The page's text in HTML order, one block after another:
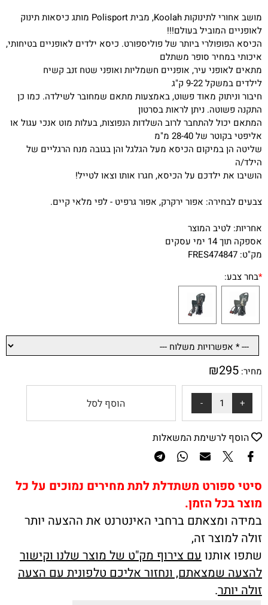
מושב אחורי לתינוקות Koolah, מבית Polisport מותג כיסאות תינוק
לאופניים המוביל בעולם!!!
הכיסא הפופולרי ביותר של פוליספורט. כיסא ילדים לאופניים בטיחותי,
איכותי במחיר סופר משתלם
מתאים לאופני עיר, אופניים חשמליות ואופני שטח זנב קשיח
לילדים במשקל 9-22 ק"ג
חיבור וניתוק מאוד פשוט, באמצעות מתאם שמחובר לשילדה. כמו כן
התקנה פשוטה. ניתן לראות בסרטון
המתאם יכול להתחבר לרוב השלדות הנפוצות, בעלות מוט אנכי עגול או
אליפטי בקוטר של 28-40 מ"מ
שליטה הן במיקום הכיסא מעל הגלגל והן בגובה מנח הרגליים של
הילד/ה
הושיבו את ילדכם על הכיסא, חגרו אותו וצאו לטייל!
צבעים לבחירה: אפור ירקרק, אפור גרפיט - לפי מלאי קיים.
אחריות: לטיב המוצר
אספקה תוך 14 ימי עסקים
מק"ט: FRES474847
*בחר צבע:
מחיר: ₪295
הוסף לסל
הוסף לרשימת המשאלות
סיטי ספורט משתדלת לתת מחירים נמוכים על כל
מוצר בכל הזמן.
במידה ומצאתם ברחבי האינטרנט את ההצעה יותר
זולה למוצר זה,
שתפו אותנו עם צירוף מק"ט של מוצר שלנו וקישור
להצעה שמצאתם, ונחזור אליכם טלפונית עם הצעה
זולה יותר.